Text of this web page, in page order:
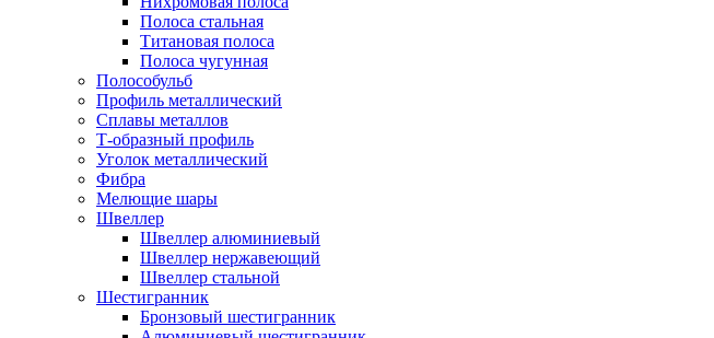
Полоса стальная
Титановая полоса
Полоса чугунная
Полособульб
Профиль металлический
Сплавы металлов
Т-образный профиль
Уголок металлический
Фибра
Мелющие шары
Швеллер
Швеллер алюминиевый
Швеллер нержавеющий
Швеллер стальной
Шестигранник
Бронзовый шестигранник